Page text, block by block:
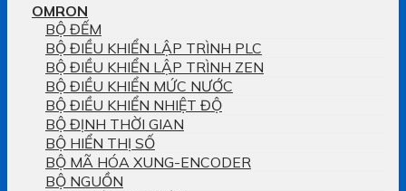
OMRON
BỘ ĐẾM
BỘ ĐIỀU KHIỂN LẬP TRÌNH PLC
BỘ ĐIỀU KHIỂN LẬP TRÌNH ZEN
BỘ ĐIỀU KHIỂN MỨC NƯỚC
BỘ ĐIỀU KHIỂN NHIỆT ĐỘ
BỘ ĐỊNH THỜI GIAN
BỘ HIỂN THỊ SỐ
BỘ MÃ HÓA XUNG-ENCODER
BỘ NGUỒN